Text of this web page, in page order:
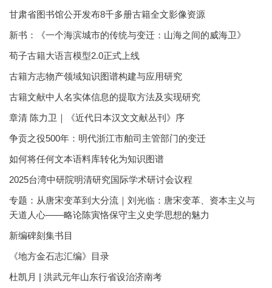
甘肃省图书馆公开发布8千多册古籍全文影像资源
新书：《一个海滨城市的传统与变迁：山海之间的威海卫》
荀子古籍大语言模型2.0正式上线
古籍方志物产领域知识图谱构建与应用研究
古籍文献中人名实体信息的提取方法及实现研究
章清 陈力卫｜《近代日本汉文文献丛刊》序
争贡之役500年：明代浙江市舶司主管部门的变迁
如何将任何文本语料库转化为知识图谱
2025台湾中研院明清研究国际学术研讨会议程
专题：从唐宋变革到大分流｜刘光临：唐宋变革、资本主义与
天道人心——略论陈寅恪保守主义史学思想的魅力
新编碑刻集书目
《地方金石志汇编》目录
杜凯月 | 洪武元年山东行省设治济南考